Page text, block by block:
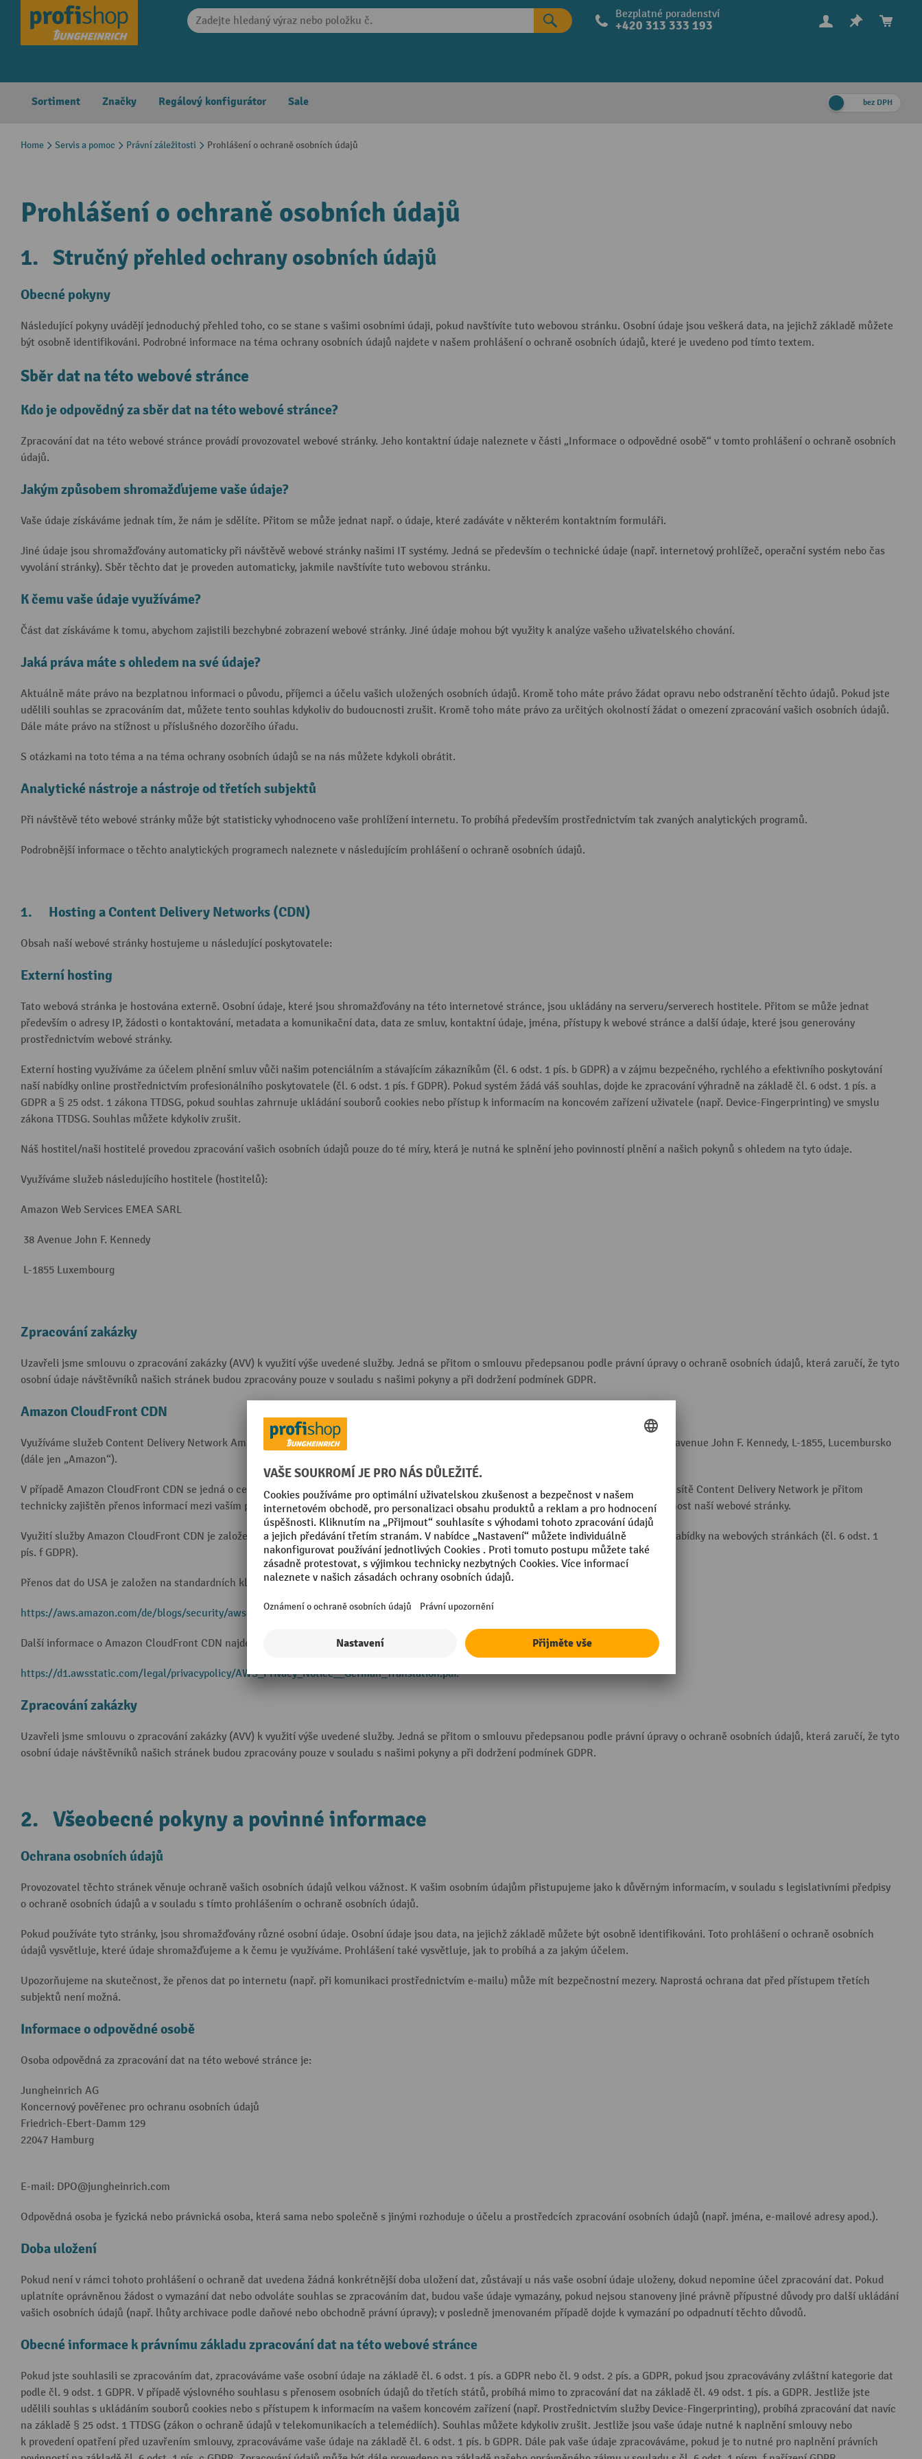
Skip to main navigation Bezplatné poradenství
+420 313 333 193
Sortiment Značky Regálový konfigurátor Sale bez DPH
Home Servis a pomoc Právní záležitosti Prohlášení o ochraně osobních údajů
Prohlášení o ochraně osobních údajů
1. Stručný přehled ochrany osobních údajů
Obecné pokyny
Následující pokyny uvádějí jednoduchý přehled toho, co se stane s vašimi osobními údaji, pokud navštívíte tuto webovou stránku. Osobní údaje jsou veškerá data, na jejichž základě můžete
být osobně identifikováni. Podrobné informace na téma ochrany osobních údajů najdete v našem prohlášení o ochraně osobních údajů, které je uvedeno pod tímto textem.
Sběr dat na této webové stránce
Kdo je odpovědný za sběr dat na této webové stránce?
Zpracování dat na této webové stránce provádí provozovatel webové stránky. Jeho kontaktní údaje naleznete v části „Informace o odpovědné osobě“ v tomto prohlášení o ochraně osobních
údajů.
Jakým způsobem shromažďujeme vaše údaje?
Vaše údaje získáváme jednak tím, že nám je sdělíte. Přitom se může jednat např. o údaje, které zadáváte v některém kontaktním formuláři.
Jiné údaje jsou shromažďovány automaticky při návštěvě webové stránky našimi IT systémy. Jedná se především o technické údaje (např. internetový prohlížeč, operační systém nebo čas
vyvolání stránky). Sběr těchto dat je proveden automaticky, jakmile navštívíte tuto webovou stránku.
K čemu vaše údaje využíváme?
Část dat získáváme k tomu, abychom zajistili bezchybné zobrazení webové stránky. Jiné údaje mohou být využity k analýze vašeho uživatelského chování.
Jaká práva máte s ohledem na své údaje?
Aktuálně máte právo na bezplatnou informaci o původu, příjemci a účelu vašich uložených osobních údajů. Kromě toho máte právo žádat opravu nebo odstranění těchto údajů. Pokud jste
udělili souhlas se zpracováním dat, můžete tento souhlas kdykoliv do budoucnosti zrušit. Kromě toho máte právo za určitých okolností žádat o omezení zpracování vašich osobních údajů.
Dále máte právo na stížnost u příslušného dozorčího úřadu.
S otázkami na toto téma a na téma ochrany osobních údajů se na nás můžete kdykoli obrátit.
Analytické nástroje a nástroje od třetích subjektů
Při návštěvě této webové stránky může být statisticky vyhodnoceno vaše prohlížení internetu. To probíhá především prostřednictvím tak zvaných analytických programů.
Podrobnější informace o těchto analytických programech naleznete v následujícím prohlášení o ochraně osobních údajů.
1. Hosting a Content Delivery Networks (CDN)
Obsah naší webové stránky hostujeme u následující poskytovatele:
Externí hosting
Tato webová stránka je hostována externě. Osobní údaje, které jsou shromažďovány na této internetové stránce, jsou ukládány na serveru/serverech hostitele. Přitom se může jednat
především o adresy IP, žádosti o kontaktování, metadata a komunikační data, data ze smluv, kontaktní údaje, jména, přístupy k webové stránce a další údaje, které jsou generovány
prostřednictvím webové stránky.
Externí hosting využíváme za účelem plnění smluv vůči našim potenciálním a stávajícím zákazníkům (čl. 6 odst. 1 pís. b GDPR) a v zájmu bezpečného, rychlého a efektivního poskytování
naší nabídky online prostřednictvím profesionálního poskytovatele (čl. 6 odst. 1 pís. f GDPR). Pokud systém žádá váš souhlas, dojde ke zpracování výhradně na základě čl. 6 odst. 1 pís. a
GDPR a § 25 odst. 1 zákona TTDSG, pokud souhlas zahrnuje ukládání souborů cookies nebo přístup k informacím na koncovém zařízení uživatele (např. Device-Fingerprinting) ve smyslu
zákona TTDSG. Souhlas můžete kdykoliv zrušit.
Náš hostitel/naši hostitelé provedou zpracování vašich osobních údajů pouze do té míry, která je nutná ke splnění jeho povinností plnění a našich pokynů s ohledem na tyto údaje.
Využíváme služeb následujícího hostitele (hostitelů):
Amazon Web Services EMEA SARL
38 Avenue John F. Kennedy
L-1855 Luxembourg
Zpracování zakázky
Uzavřeli jsme smlouvu o zpracování zakázky (AVV) k využití výše uvedené služby. Jedná se přitom o smlouvu předepsanou podle právní úpravy o ochraně osobních údajů, která zaručí, že tyto
osobní údaje návštěvníků našich stránek budou zpracovány pouze v souladu s našimi pokyny a při dodržení podmínek GDPR.
Amazon CloudFront CDN
Využíváme služeb Content Delivery Network Amazon CloudFront CDN. Poskytovatelem je společnost Amazon Web Services EMEA SARL, 38 avenue John F. Kennedy, L-1855, Lucembursko
(dále jen „Amazon“).
V případě Amazon CloudFront CDN se jedná o celosvětově rozšířenou síť pro doručování obsahu, Content Delivery Network. Prostřednictvím sítě Content Delivery Network je přitom
technicky zajištěn přenos informací mezi vaším prohlížečem a naší webovou stránkou. Tím můžeme zvýšit celosvětovou dostupnost a výkonnost naší webové stránky.
Využití služby Amazon CloudFront CDN je založeno na našem oprávněném zájmu na co nejvíce bezchybném a bezpečném poskytování naší nabídky na webových stránkách (čl. 6 odst. 1
pís. f GDPR).
Přenos dat do USA je založen na standardních klauzulích Komise EU. Podrobnosti najdete zde:
https://aws.amazon.com/de/blogs/security/aws-gdpr-data-processing-addendum/.
Další informace o Amazon CloudFront CDN najdete zde:
https://d1.awsstatic.com/legal/privacypolicy/AWS_Privacy_Notice__German_Translation.pdf.
Zpracování zakázky
Uzavřeli jsme smlouvu o zpracování zakázky (AVV) k využití výše uvedené služby. Jedná se přitom o smlouvu předepsanou podle právní úpravy o ochraně osobních údajů, která zaručí, že tyto
osobní údaje návštěvníků našich stránek budou zpracovány pouze v souladu s našimi pokyny a při dodržení podmínek GDPR.
2. Všeobecné pokyny a povinné informace
Ochrana osobních údajů
Provozovatel těchto stránek věnuje ochraně vašich osobních údajů velkou vážnost. K vašim osobním údajům přistupujeme jako k důvěrným informacím, v souladu s legislativními předpisy
o ochraně osobních údajů a v souladu s tímto prohlášením o ochraně osobních údajů.
Pokud používáte tyto stránky, jsou shromažďovány různé osobní údaje. Osobní údaje jsou data, na jejichž základě můžete být osobně identifikováni. Toto prohlášení o ochraně osobních
údajů vysvětluje, které údaje shromažďujeme a k čemu je využíváme. Prohlášení také vysvětluje, jak to probíhá a za jakým účelem.
Upozorňujeme na skutečnost, že přenos dat po internetu (např. při komunikaci prostřednictvím e-mailu) může mít bezpečnostní mezery. Naprostá ochrana dat před přístupem třetích
subjektů není možná.
Informace o odpovědné osobě
Osoba odpovědná za zpracování dat na této webové stránce je:
Jungheinrich AG
Koncernový pověřenec pro ochranu osobních údajů
Friedrich-Ebert-Damm 129
22047 Hamburg
E-mail: DPO@jungheinrich.com
Odpovědná osoba je fyzická nebo právnická osoba, která sama nebo společně s jinými rozhoduje o účelu a prostředcích zpracování osobních údajů (např. jména, e-mailové adresy apod.).
Doba uložení
Pokud není v rámci tohoto prohlášení o ochraně dat uvedena žádná konkrétnější doba uložení dat, zůstávají u nás vaše osobní údaje uloženy, dokud nepomine účel zpracování dat. Pokud
uplatníte oprávněnou žádost o vymazání dat nebo odvoláte souhlas se zpracováním dat, budou vaše údaje vymazány, pokud nejsou stanoveny jiné právně přípustné důvody pro další ukládání
vašich osobních údajů (např. lhůty archivace podle daňové nebo obchodně právní úpravy); v posledně jmenovaném případě dojde k vymazání po odpadnutí těchto důvodů.
Obecné informace k právnímu základu zpracování dat na této webové stránce
Pokud jste souhlasili se zpracováním dat, zpracováváme vaše osobní údaje na základě čl. 6 odst. 1 pís. a GDPR nebo čl. 9 odst. 2 pís. a GDPR, pokud jsou zpracovávány zvláštní kategorie dat
podle čl. 9 odst. 1 GDPR. V případě výslovného souhlasu s přenosem osobních údajů do třetích států, probíhá mimo to zpracování dat na základě čl. 49 odst. 1 pís. a GDPR. Jestliže jste
udělili souhlas s ukládáním souborů cookies nebo s přístupem k informacím na vašem koncovém zařízení (např. Prostřednictvím služby Device-Fingerprinting), probíhá zpracování dat navíc
na základě § 25 odst. 1 TTDSG (zákon o ochraně údajů v telekomunikacích a telemédiích). Souhlas můžete kdykoliv zrušit. Jestliže jsou vaše údaje nutné k naplnění smlouvy nebo
k provedení opatření před uzavřením smlouvy, zpracováváme vaše údaje na základě čl. 6 odst. 1 pís. b GDPR. Dále pak vaše údaje zpracováváme, pokud je to nutné pro naplnění právních